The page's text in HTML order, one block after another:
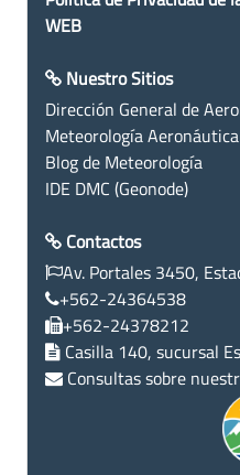
WEB
Nuestro Sitios
Dirección General de
Meteorología Aeronáutica
Blog de Meteorología
IDE DMC (Geonode)
Contactos
Av. Portales 3450,
+562-24364538
+562-24378212
Casilla 140, sucursal
Consultas sobre